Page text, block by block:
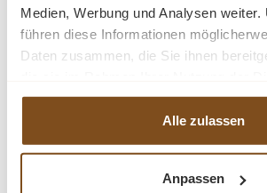
Medien, Werbung und Analysen weiter.
führen diese Informationen
Daten zusammen, die Sie ihnen
haben.
Alle zulassen
Anpassen
Ein massives, langlebiges
Loft- und Landhausstil, das
Menü schließen